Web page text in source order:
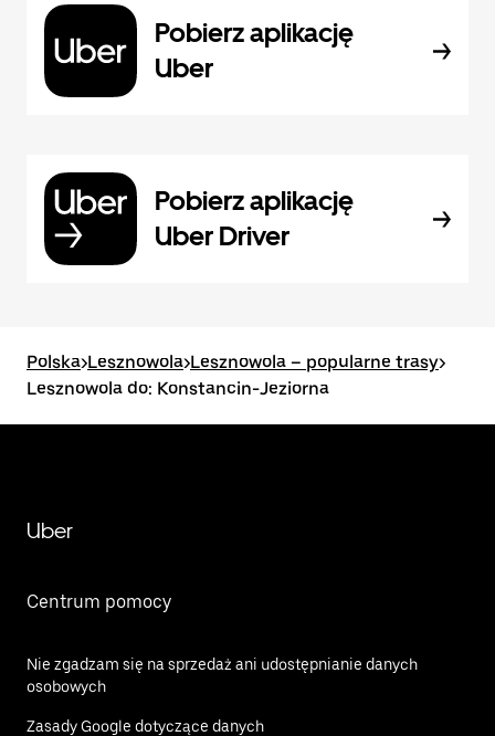
Pobierz aplikację
Uber
Pobierz aplikację
Uber Driver
Polska>Lesznowola>Lesznowola – popularne trasy>
Lesznowola do: Konstancin-Jeziorna
Uber
Centrum pomocy
Nie zgadzam się na sprzedaż ani udostępnianie danych
osobowych
Zasady Google dotyczące danych